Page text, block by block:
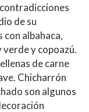
de su
albahaca,
y copoazú.
de carne
Chicharrón
son algunos